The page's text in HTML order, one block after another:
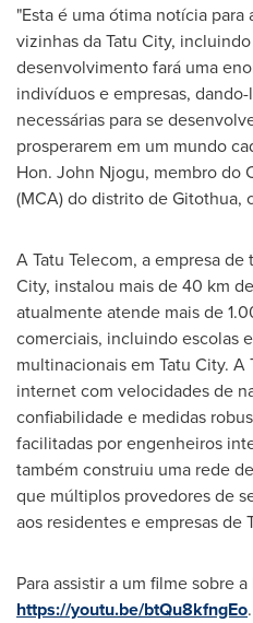
"Esta é uma ótima notícia
vizinhas da Tatu City,
desenvolvimento fará uma
indivíduos e empresas,
necessárias para se
prosperarem em um mundo
Hon. John Njogu, membro do
(MCA) do distrito de Gitothua,
A Tatu Telecom, a empresa
City, instalou mais de 40 km
atualmente atende mais de
comerciais, incluindo escolas
multinacionais em Tatu City. A
internet com velocidades de
confiabilidade e medidas
facilitadas por engenheiros
também construiu uma rede
que múltiplos provedores de
aos residentes e empresas de
Para assistir a um filme sobre
https://youtu.be/btQu8kfngEo.